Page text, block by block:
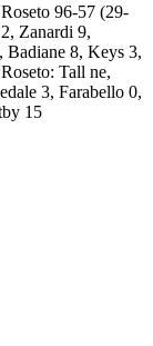
96-57 (29-
Zanardi 9,
Badiane 8, Keys 3,
Tall ne,
3, Farabello 0,
15